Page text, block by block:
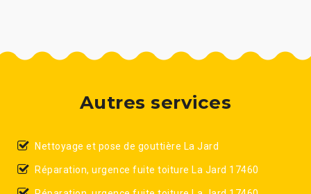
Autres services
Nettoyage et pose de gouttière La Jard
Réparation, urgence fuite toiture La Jard 17460